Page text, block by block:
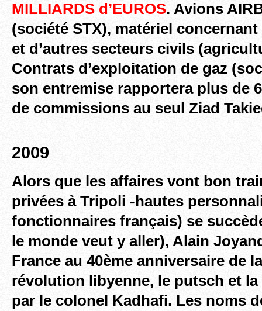
MILLIARDS d’EUROS. Avions
(société STX), matériel
et d’autres secteurs civils
Contrats d’exploitation de gaz
son entremise rapportera plus de
de commissions au seul Ziad
2009
Alors que les affaires vont bon
privées à Tripoli -hautes
fonctionnaires français) se
le monde veut y aller), Alain
France au 40ème anniversaire de
révolution libyenne, le putsch et
par le colonel Kadhafi. Les noms